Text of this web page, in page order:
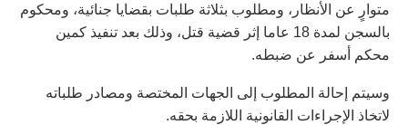
متوارٍ عن الأنظار، ومطلوب بثلاثة طلبات بقضايا جنائية، ومحكوم
بالسجن لمدة 18 عاما إثر قضية قتل، وذلك بعد تنفيذ كمين
محكم أسفر عن ضبطه.
وسيتم إحالة المطلوب إلى الجهات المختصة ومصادر طلباته
لاتخاذ الإجراءات القانونية اللازمة بحقه.